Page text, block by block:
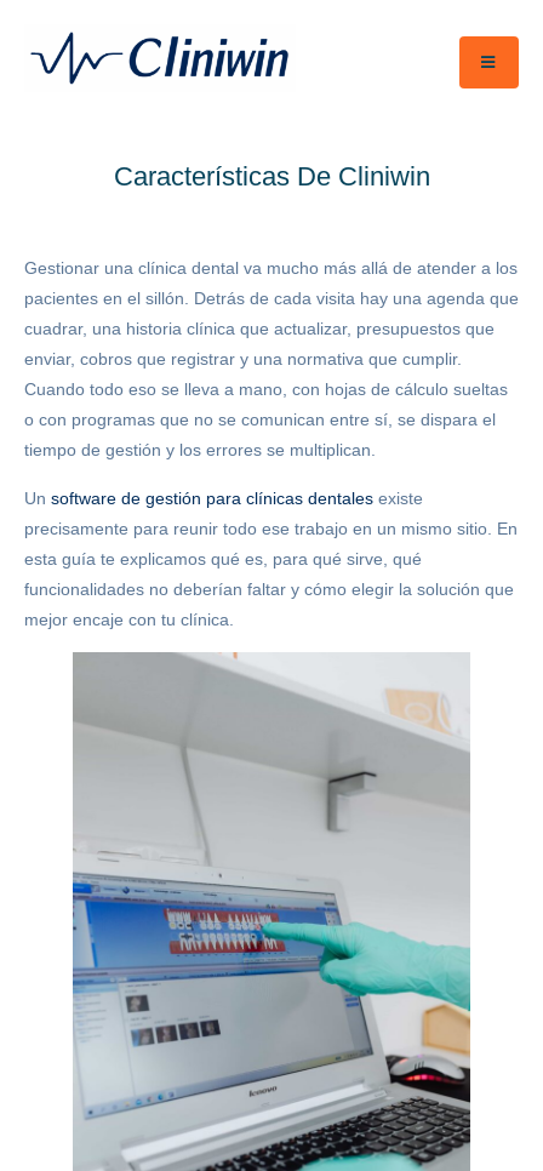
Características De Cliniwin
Gestionar una clínica dental va mucho más allá de atender a los
pacientes en el sillón. Detrás de cada visita hay una agenda que
cuadrar, una historia clínica que actualizar, presupuestos que
enviar, cobros que registrar y una normativa que cumplir.
Cuando todo eso se lleva a mano, con hojas de cálculo sueltas
o con programas que no se comunican entre sí, se dispara el
tiempo de gestión y los errores se multiplican.
Un software de gestión para clínicas dentales existe
precisamente para reunir todo ese trabajo en un mismo sitio. En
esta guía te explicamos qué es, para qué sirve, qué
funcionalidades no deberían faltar y cómo elegir la solución que
mejor encaje con tu clínica.